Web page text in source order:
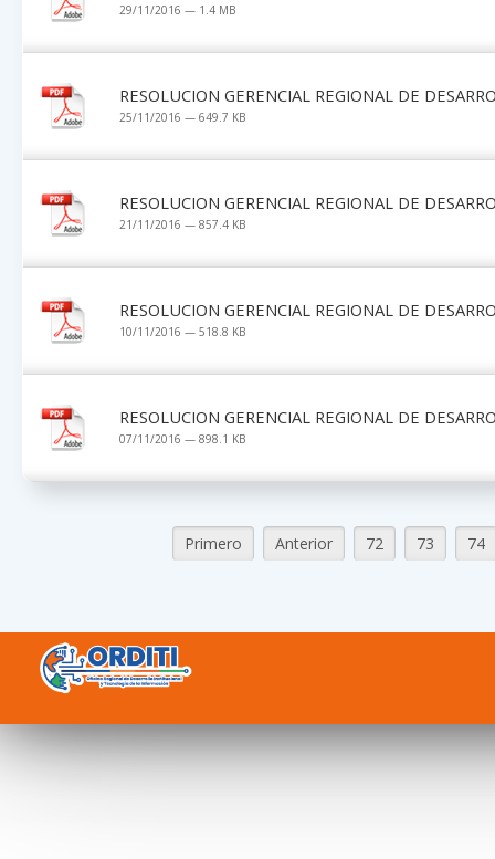
29/11/2016 — 1.4 MB
RESOLUCION GERENCIAL REGIONAL DE
25/11/2016 — 649.7 KB
RESOLUCION GERENCIAL REGIONAL DE
21/11/2016 — 857.4 KB
RESOLUCION GERENCIAL REGIONAL DE
10/11/2016 — 518.8 KB
RESOLUCION GERENCIAL REGIONAL DE
07/11/2016 — 898.1 KB
Primero Anterior 72 73 74